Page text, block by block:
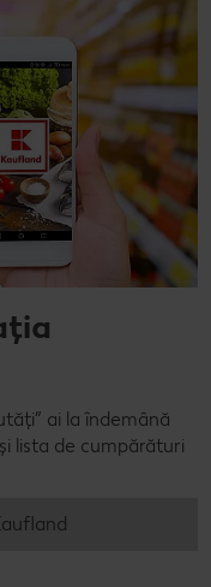
ai la îndemână
lista de cumpărături